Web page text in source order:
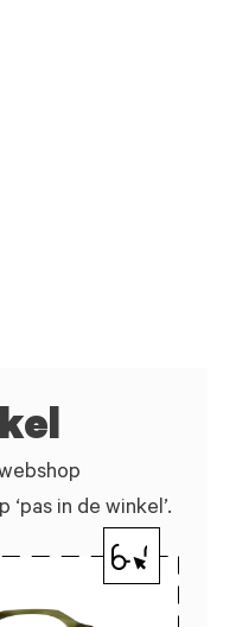
in de winkel’.